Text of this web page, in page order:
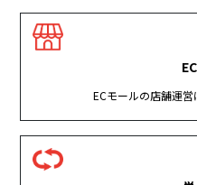
ECモールの店舗運